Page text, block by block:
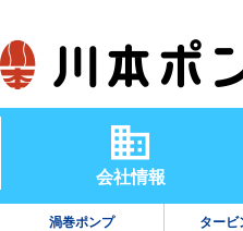
会社情報
渦巻ポンプ タービ